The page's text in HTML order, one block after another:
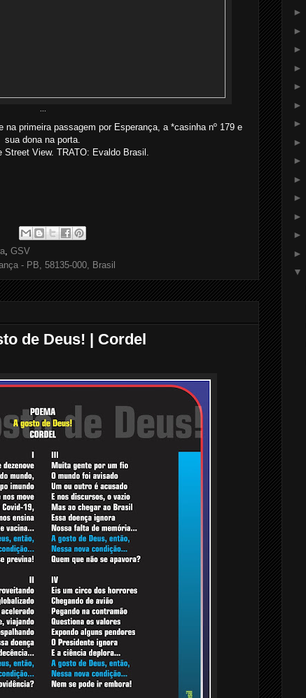
na primeira passagem por Esperança, a *casinha nº 179 e
sua dona na porta.
Street View. TRATO: Evaldo Brasil.
, GSV
- PB, 58135-000, Brasil
de Deus! | Cordel
►
►
►
►
►
►
►
►
►
►
►
►
►
►
▼